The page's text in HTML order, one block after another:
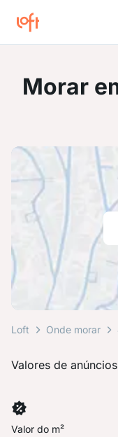
Morar
Loft Onde morar
Valores de
Valor do m²